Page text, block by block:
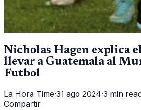
Nicholas Hagen explica
llevar a Guatemala al
Futbol
La Hora Time·31 ago 2024·3 min
Compartir